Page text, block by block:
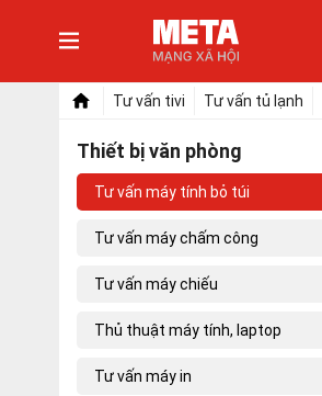
Tư vấn tivi Tư vấn tủ lạnh
Thiết bị văn phòng
Tư vấn máy tính bỏ túi
Tư vấn máy chấm công
Tư vấn máy chiếu
Thủ thuật máy tính, laptop
Tư vấn máy in